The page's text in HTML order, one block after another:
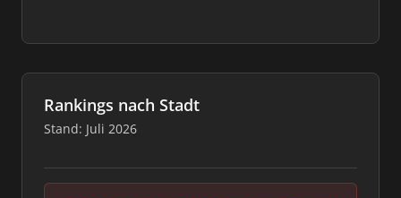
Rankings nach Stadt
Stand: Juli 2026